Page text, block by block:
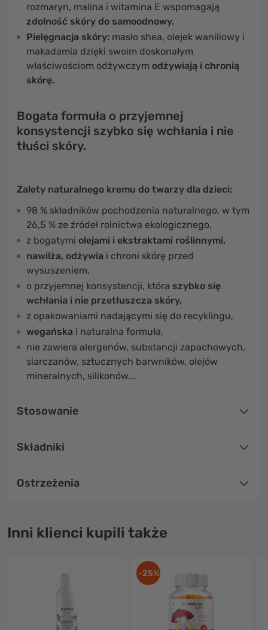
rozmaryn, malina i witamina E wspomagają
zdolność skóry do samoodnowy.
Pielęgnacja skóry: masło shea, olejek waniliowy i
makadamia dzięki swoim doskonałym
właściwościom odżywczym odżywiają i chronią
skórę.
Bogata formuła o przyjemnej
konsystencji szybko się wchłania i nie
tłuści skóry.
Zalety naturalnego kremu do twarzy dla dzieci:
98 % składników pochodzenia naturalnego, w tym
26,5 % ze źródeł rolnictwa ekologicznego,
z bogatymi olejami i ekstraktami roślinnymi,
nawilża, odżywia i chroni skórę przed
wysuszeniem,
o przyjemnej konsystencji, która szybko się
wchłania i nie przetłuszcza skóry,
z opakowaniami nadającymi się do recyklingu,
wegańska i naturalna formuła,
nie zawiera alergenów, substancji zapachowych,
siarczanów, sztucznych barwników, olejów
mineralnych, silikonów...
Stosowanie
Składniki
Ostrzeżenia
Inni klienci kupili także
-25%